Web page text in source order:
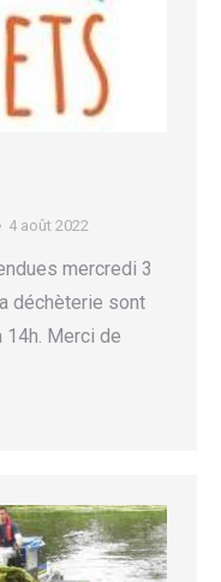
4 août 2022
mercredi 3
déchèterie sont
14h. Merci de